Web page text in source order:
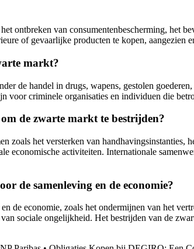
ontbreken van consumentenbescherming, het
of gevaarlijke producten te kopen,
markt?
de handel in drugs, wapens, gestolen
voor criminele organisaties en individuen die
de zwarte markt te bestrijden?
zoals het versterken van
economische activiteiten. Internationale
de samenleving en de economie?
de economie, zoals het ondermijnen van het
sociale ongelijkheid. Het bestrijden van de